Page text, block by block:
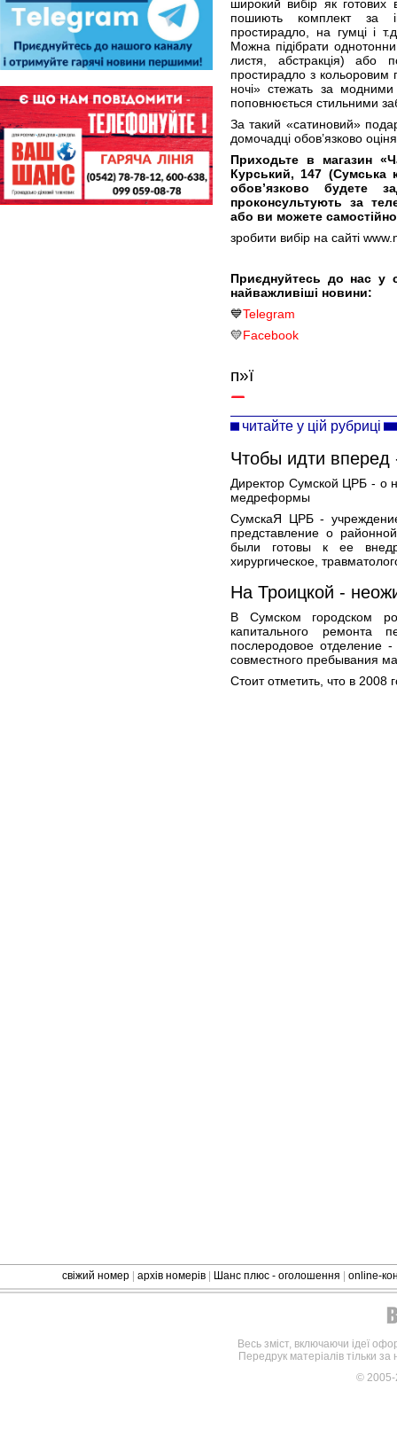
широкий вибір як готових
пошиють комплект за
простирадло, на гумці і
Можна підібрати
листя, абстракція) або
простирадло з кольоровим
ночі» стежать за
поповнюється стильними
За такий «сатиновий»
домочадці обов’язково
Приходьте в магазин
Курський, 147 (Сумська
обов’язково будете
проконсультують за
або ви можете самостійно
зробити вибір на сайті
Приєднуйтесь до нас у
найважливіші новини:
💙Telegram
💛Facebook
п»ї
читайте у цій рубриці
Чтобы идти
Директор Сумской ЦРБ - о
медреформы
СумскаЯ ЦРБ -
представление о
были готовы к ее
хирургическое,
На Троицкой -
В Сумском городском
капитального ремонта
послеродовое отделение
совместного пребывания
Стоит отметить, что в 2008
свіжий номер архів номерів Шанс плюс - оголошення online-
Весь зміст, включаючи ідеї
Передрук матеріалів тільки
©